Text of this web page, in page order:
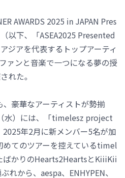
AWARDS 2025 in JAPAN Pres
以下、「ASEA2025 Presented
ジアを代表するトップアーティ
ァンと音楽で一つになる夢の授
れた。
豪華なアーティストが勢揃
水）には、「timelesz project
年2月に新メンバー5名が加
めてのツアーを控えているtimel
ばかりのHearts2HeartsとKiiiKii
れから、aespa、ENHYPEN、